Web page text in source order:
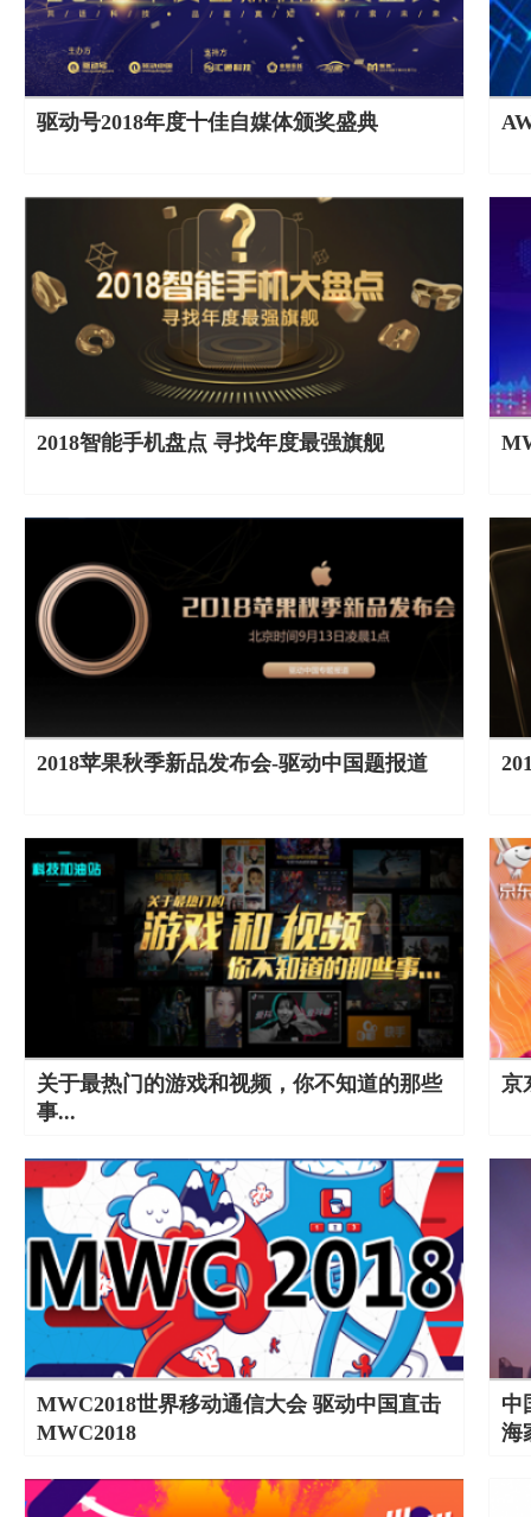
驱动号2018年度十佳自媒体颁奖盛典
2018智能手机盘点 寻找年度最强旗舰
2018苹果秋季新品发布会-驱动中国题报道
关于最热门的游戏和视频，你不知道的那些
事...
京
MWC2018世界移动通信大会 驱动中国直击
MWC2018
中
海